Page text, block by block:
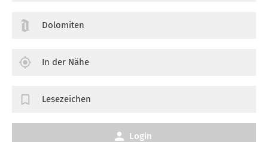
Dolomiten
In der Nähe
Lesezeichen
Login